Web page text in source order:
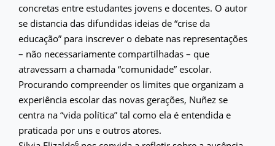
concretas entre estudantes jovens e docentes. O autor
se distancia das difundidas ideias de “crise da
educação” para inscrever o debate nas representações
– não necessariamente compartilhadas – que
atravessam a chamada “comunidade” escolar.
Procurando compreender os limites que organizam a
experiência escolar das novas gerações, Nuñez se
centra na “vida política” tal como ela é entendida e
praticada por uns e outros atores.
6